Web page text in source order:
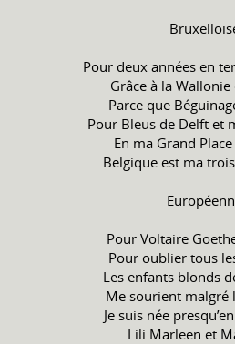
Pour deux années en
Grâce à la Wallonie
Parce que
Pour Bleus de Delft et
En ma Grand
Belgique est ma
Pour Voltaire
Pour oublier tous
Les enfants blonds
Me sourient malgré
Je suis née
Lili Marleen et